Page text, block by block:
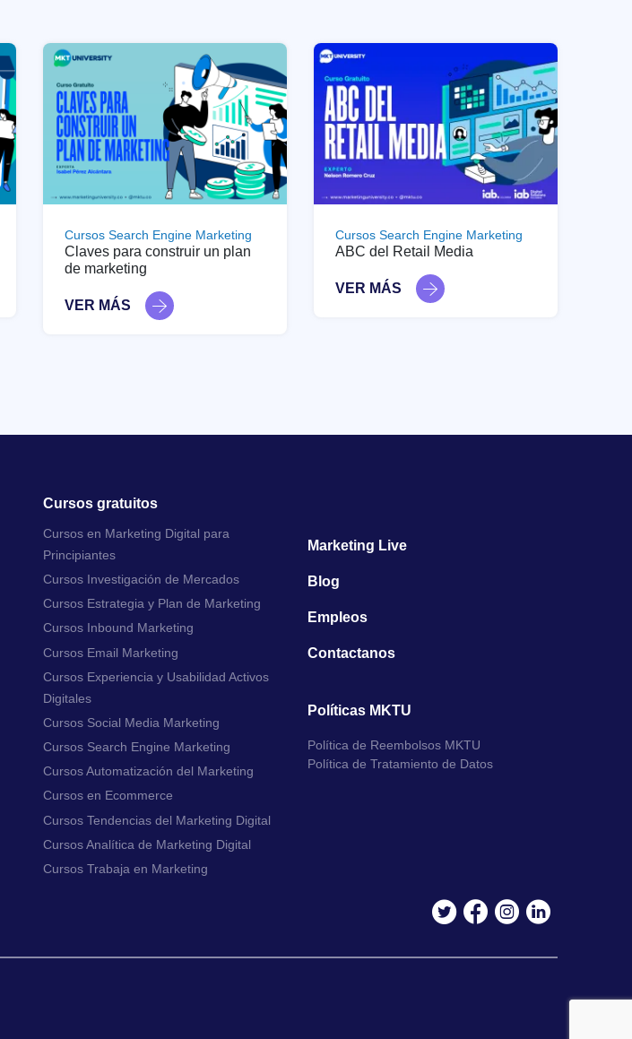
Cursos Search Engine Marketing
Claves para construir un plan
de marketing
VER MÁS
Cursos Search Engine Marketing
ABC del Retail Media
VER MÁS
Cursos gratuitos
Cursos en Marketing Digital para
Principiantes
Cursos Investigación de Mercados
Cursos Estrategia y Plan de Marketing
Cursos Inbound Marketing
Cursos Email Marketing
Cursos Experiencia y Usabilidad Activos
Digitales
Cursos Social Media Marketing
Cursos Search Engine Marketing
Cursos Automatización del Marketing
Cursos en Ecommerce
Cursos Tendencias del Marketing Digital
Cursos Analítica de Marketing Digital
Cursos Trabaja en Marketing
Marketing Live
Blog
Empleos
Contactanos
Políticas MKTU
Política de Reembolsos MKTU
Política de Tratamiento de Datos